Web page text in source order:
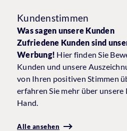
Kundenstimmen
Was sagen unsere Kunden
Zufriedene Kunden sind
Werbung! Hier finden Sie
Kunden und unsere
von Ihren positiven Stimmen
erfahren Sie mehr über
Hand.
Alle ansehen